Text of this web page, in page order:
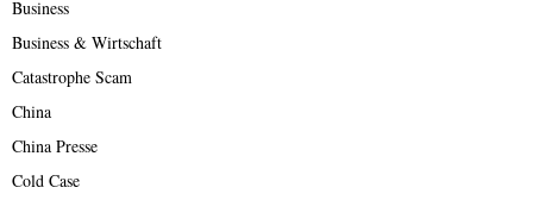
Business
Business & Wirtschaft
Catastrophe Scam
China
China Presse
Cold Case